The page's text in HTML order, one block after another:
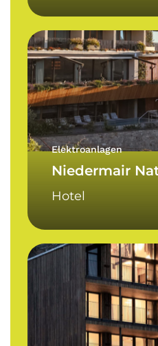
Niedermair
Nature
Retreat
Elektroanlagen
Niedermair
Hotel
Hotel